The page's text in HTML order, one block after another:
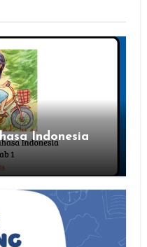
Indonesia